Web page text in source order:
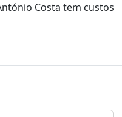
Costa tem custos